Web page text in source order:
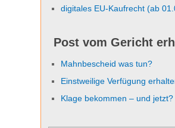
digitales EU-Kaufrecht (ab
Post vom Gericht
Mahnbescheid was tun?
Einstweilige Verfügung
Klage bekommen – und jetzt?